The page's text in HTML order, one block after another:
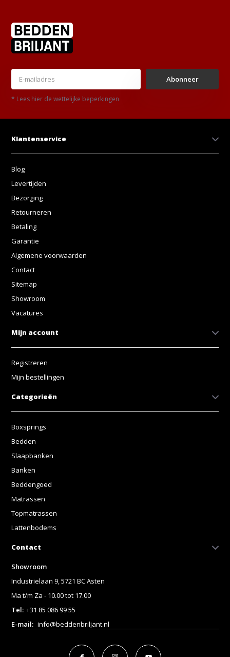
Abonneer
* Lees hier de wettelijke beperkingen
Klantenservice
Blog
Levertijden
Bezorging
Retourneren
Betaling
Garantie
Algemene voorwaarden
Contact
Sitemap
Showroom
Vacatures
Mijn account
Registreren
Mijn bestellingen
Categorieën
Boxsprings
Bedden
Slaapbanken
Banken
Beddengoed
Matrassen
Topmatrassen
Lattenbodems
Contact
Showroom
Industrielaan 9, 5721 BC Asten
Ma t/m Za - 10.00 tot 17.00
Tel: +31 85 086 99 55
E-mail: info@beddenbriljant.nl